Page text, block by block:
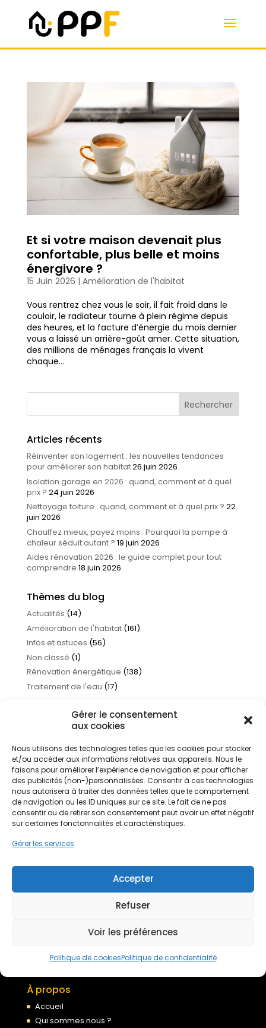
Gérer le consentement
aux cookies
Nous utilisons des technologies telles que les cookies pour stocker
et/ou accéder aux informations relatives aux appareils. Nous le
faisons pour améliorer l’expérience de navigation et pour afficher
des publicités (non-)personnalisées. Consentir à ces technologies
nous autorisera à traiter des données telles que le comportement
de navigation ou les ID uniques sur ce site. Le fait de ne pas
consentir ou de retirer son consentement peut avoir un effet négatif
sur certaines fonctonnalités et caractéristiques.
Gérer les services
Accepter
Refuser
Voir les préférences
Politique de cookiesPolitique de confidentialité
Et si votre maison devenait plus
confortable, plus belle et moins
énergivore ?
15 Juin 2026 | Amélioration de l'habitat
Vous rentrez chez vous le soir, il fait froid dans le
couloir, le radiateur tourne à plein régime depuis
des heures, et la facture d’énergie du mois dernier
vous a laissé un arrière-goût amer. Cette situation,
des millions de ménages français la vivent
chaque...
Articles récents
Réinventer son logement : les nouvelles tendances
pour améliorer son habitat26 juin 2026
Isolation garage en 2026 : quand, comment et à quel
prix ? 24 juin 2026
Nettoyage toiture : quand, comment et à quel prix ? 22
juin 2026
Chauffez mieux, payez moins : Pourquoi la pompe à
chaleur séduit autant ? 19 juin 2026
Aides rénovation 2026 : le guide complet pour tout
comprendre 18 juin 2026
Thèmes du blog
Actualités (14)
Amélioration de l'habitat(161)
Infos et astuces (56)
Non classé (1)
Rénovation énergétique (138)
Traitement de l'eau (17)
Devis gratuit
Nous rejoindre
Conditions générales de services
À propos
Accueil
Qui sommes nous ?